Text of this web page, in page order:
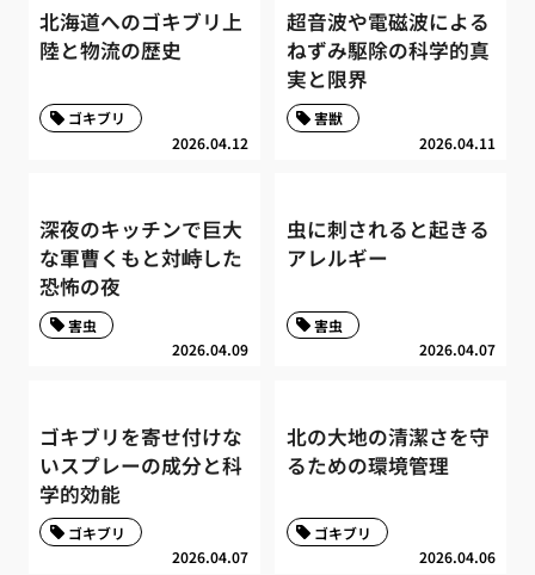
北海道へのゴキブリ上
陸と物流の歴史
2026.04.12
ゴキブリ
超音波や電磁波による
ねずみ駆除の科学的真
実と限界
2026.04.11
害獣
深夜のキッチンで巨大
な軍曹くもと対峙した
恐怖の夜
2026.04.09
害虫
虫に刺されると起きる
アレルギー
2026.04.07
害虫
ゴキブリを寄せ付けな
いスプレーの成分と科
学的効能
2026.04.07
ゴキブリ
北の大地の清潔さを守
るための環境管理
2026.04.06
ゴキブリ